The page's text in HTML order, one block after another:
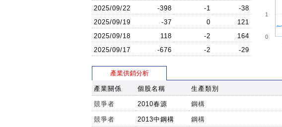
2025/09/22
-398 -1
-38
2025/09/19
-37 0
121
2025/09/18
118 -2
164
2025/09/17
-676 -2 -29
0
1
產業供銷分析
產業關係 個股名稱 生產類別
競爭者 2010春源 鋼構
競爭者 2013中鋼構 鋼構